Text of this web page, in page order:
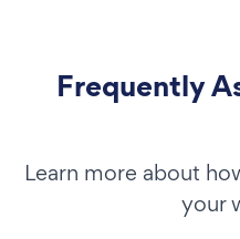
Frequently
Learn more about
your